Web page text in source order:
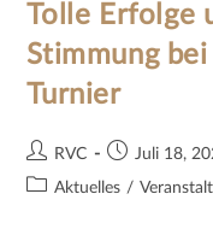
Tolle Erfolge
Stimmung
Turnier
RVC
Juli 18,
Aktuelles /